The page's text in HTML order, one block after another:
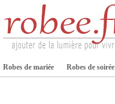
Robes de mariée Robes de soirée